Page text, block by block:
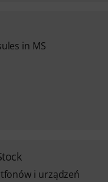
in MS
i urządzeń